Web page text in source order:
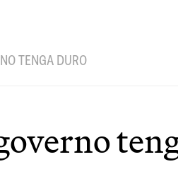
TENGA DURO